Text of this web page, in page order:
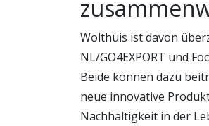
Wolthuis ist davon
NL/GO4EXPORT und
Beide können dazu
neue innovative
Nachhaltigkeit in der